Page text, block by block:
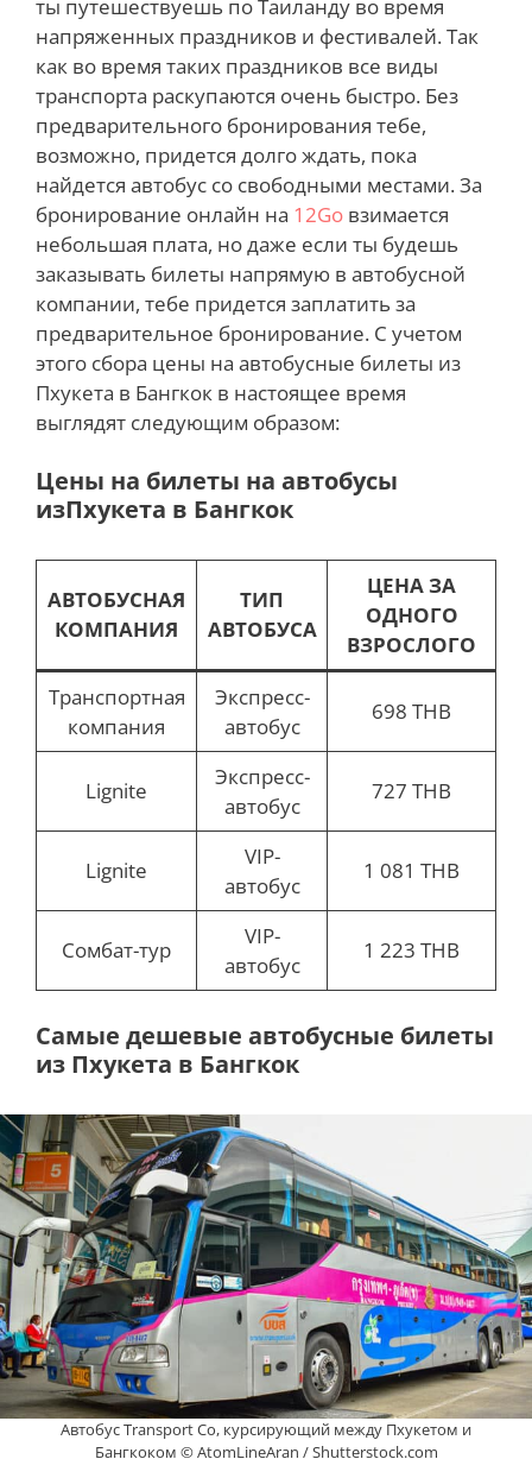
ты путешествуешь по Таиланду во время
напряженных праздников и фестивалей. Так
как во время таких праздников все виды
транспорта раскупаются очень быстро. Без
предварительного бронирования тебе,
возможно, придется долго ждать, пока
найдется автобус со свободными местами. За
бронирование онлайн на 12Go взимается
небольшая плата, но даже если ты будешь
заказывать билеты напрямую в автобусной
компании, тебе придется заплатить за
предварительное бронирование. С учетом
этого сбора цены на автобусные билеты из
Пхукета в Бангкок в настоящее время
выглядят следующим образом:
Цены на билеты на автобусы
изПхукета в Бангкок
АВТОБУСНАЯ
КОМПАНИЯ
ТИП
АВТОБУСА
ЦЕНА ЗА
ОДНОГО
ВЗРОСЛОГО
Транспортная
компания
Экспресс-
автобус
698 THB
Lignite
Экспресс-
автобус
727 THB
Lignite
VIP-
автобус
1 081 THB
Сомбат-тур
VIP-
автобус
1 223 THB
Самые дешевые автобусные билеты
из Пхукета в Бангкок
Автобус Transport Co, курсирующий между Пхукетом и
Бангкоком © AtomLineAran / Shutterstock.com